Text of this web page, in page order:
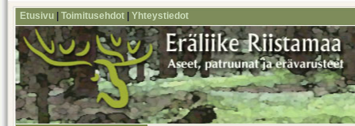
Etusivu Toimitusehdot Yhteystiedot